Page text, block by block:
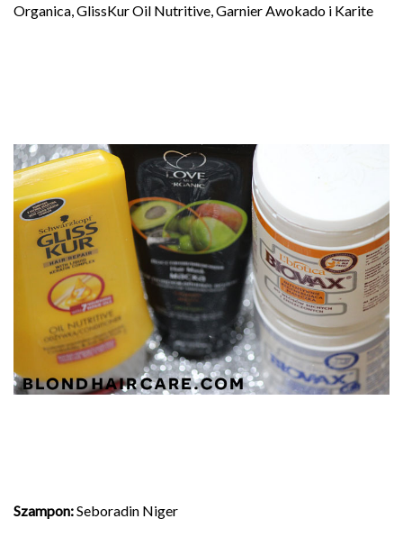
Organica, GlissKur Oil Nutritive, Garnier Awokado i Karite
Szampon:Seboradin Niger